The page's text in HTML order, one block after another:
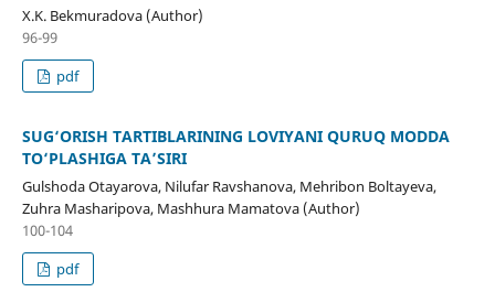
X.K. Bekmuradova (Author)
96-99
pdf
SUG‘ORISH TARTIBLARINING LOVIYANI QURUQ MODDA
TO‘PLASHIGA TA’SIRI
Gulshoda Otayarova, Nilufar Ravshanova, Mehribon Boltayeva,
Zuhra Masharipova, Mashhura Mamatova (Author)
100-104
pdf